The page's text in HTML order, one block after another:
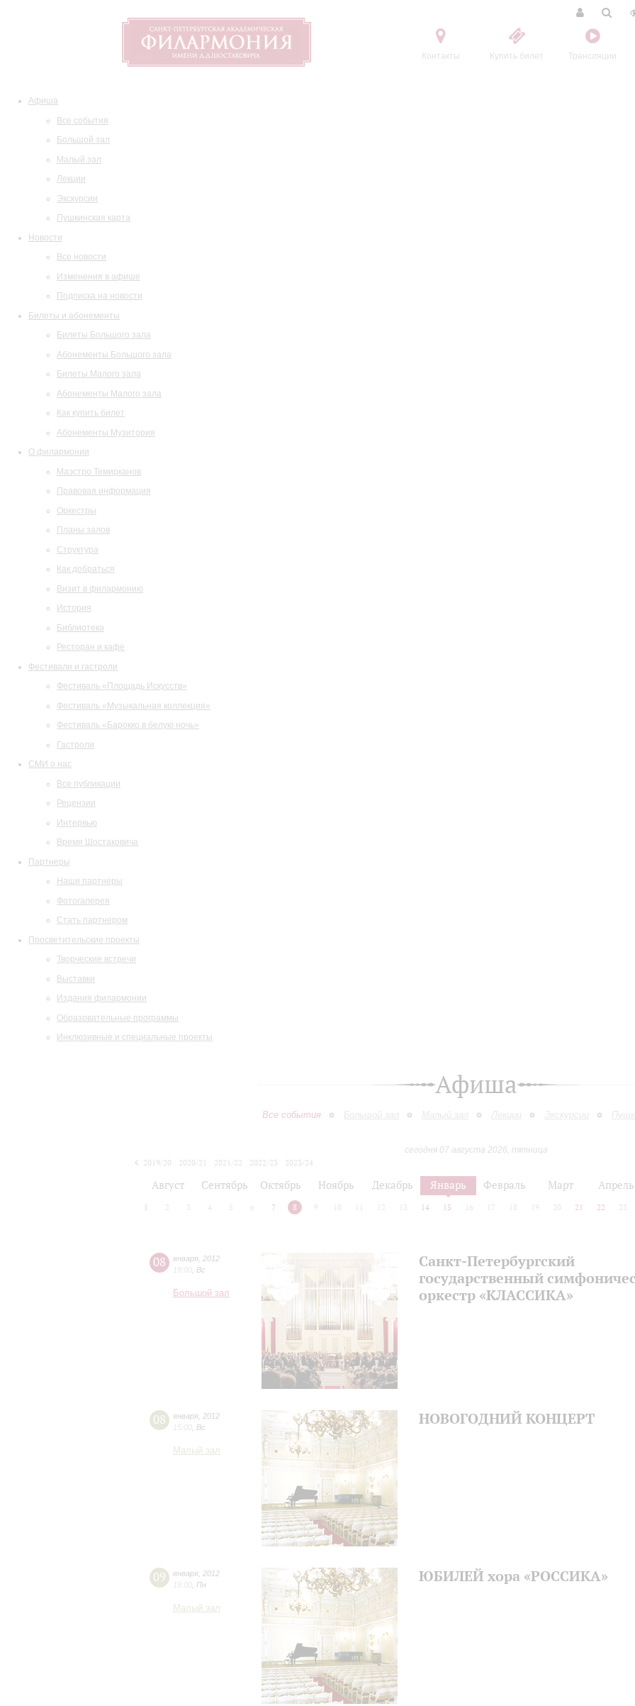
Контакты Купить билет Трансляции
Афиша
Все события
Большой зал
Малый зал
Лекции
Экскурсии
Пушкинская карта
Новости
Все новости
Изменения в афише
Подписка на новости
Билеты и абонементы
Билеты Большого зала
Абонементы Большого зала
Билеты Малого зала
Абонементы Малого зала
Как купить билет
Абонементы Музитория
О филармонии
Маэстро Темирканов
Правовая информация
Оркестры
Планы залов
Структура
Как добраться
Визит в филармонию
История
Библиотека
Ресторан и кафе
Фестивали и гастроли
Фестиваль «Площадь Искусств»
Фестиваль «Музыкальная коллекция»
Фестиваль «Барокко в белую ночь»
Гастроли
СМИ о нас
Все публикации
Рецензии
Интервью
Время Шостаковича
Партнеры
Наши партнеры
Фотогалерея
Стать партнером
Просветительские проекты
Творческие встречи
Выставки
Издания филармонии
Образовательные программы
Инклюзивные и специальные проекты
Афиша
Все события Большой зал Малый зал Лекции Экскурсии
сегодня 07 августа 2026, пятница
2019/20
2020/21 2021/22 2022/23
2023/24
Август Сентябрь Октябрь Ноябрь Декабрь Январь Февраль Март Апрель
1 2 3 4 5 6 7 8 9 10 12 13 14 15 16 17 18 19 20 21 22 23
08 января 2012
19:00 Вс
Большой зал
Санкт-Петербургский
государственный
оркестр «КЛАССИКА»
08 января 2012
15:00 Вс
Малый зал
НОВОГОДНИЙ КОНЦЕРТ
09 января 2012
19:00 Пн
Малый зал
ЮБИЛЕЙ хора «РОССИКА»